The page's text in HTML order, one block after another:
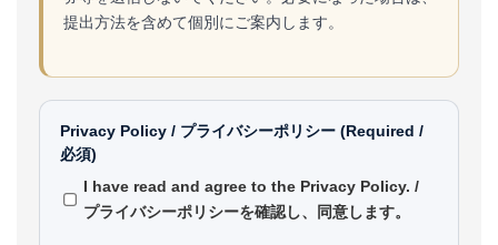
提出方法を含めて個別にご案内します。
Privacy Policy / プライバシーポリシー (Required /
必須)
I have read and agree to the Privacy Policy. /
プライバシーポリシーを確認し、同意します。